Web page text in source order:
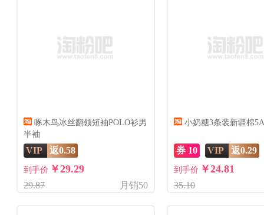
啄木鸟冰丝翻领短袖POLO衫男
半袖
VIP 返0.58
到手价 ￥29.29
29.87 月销50
小奶糖3条装新疆棉
券 10 VIP 返0.29
到手价 ￥24.81
35.10